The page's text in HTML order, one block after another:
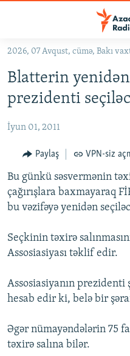
Əsas
qayıt
Əsas
naviqasiyaya
qayıt
KORRUPSIOMETR
#ƏSLINDƏ
FƏRQƏ BAX
QANUNI DOĞRU
ARAŞDIRMA
VIDEO
İNFOQRAFIKA
RADIO ARXIV
AZƏRBAYCAN ƏDƏBIYYATI
İSLAM VƏ DEMOKRATIYA
İZ - MƏDƏNIYYƏT PROQRAMI
HAQQIMIZDA
MISSIYAMIZ
PEŞƏ ETIKASI VƏ JURNALISTIKA
MATERIALLARIMIZDAN ISTIFADƏ
AZADLIQRADIOSU MOBIL
BIZI IZLƏ
2026, 07 Avqust, cümə, Bakı
Blatterin yenidən
prezidenti
İyun 01, 2011
Paylaş VPN-siz
Bu günkü səsvermənin
çağırışlara baxmayaraq
bu vəzifəyə yenidən
Seçkinin təxirə
Assosiasiyası təklif edir.
Assosiasiyanın
hesab edir ki, belə bir
Əgər nümayəndələrin 75
təxirə salına bilər.